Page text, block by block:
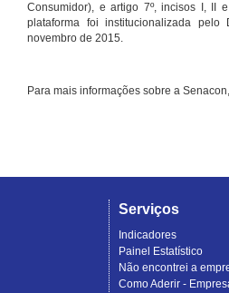
Consumidor), e artigo 7º, incisos I, II
plataforma foi institucionalizada
novembro de 2015.
Para mais informações sobre a Senacon,
Serviços
Indicadores
Painel Estatístico
Não encontrei a
Como Aderir -